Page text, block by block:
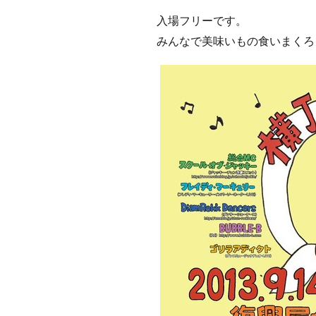
入場フリーです。
みんなで美味いもの食いまく